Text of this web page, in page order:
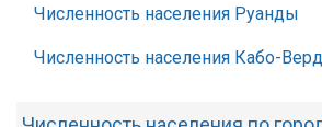
Численность населения Руанды
Численность населения Кабо-